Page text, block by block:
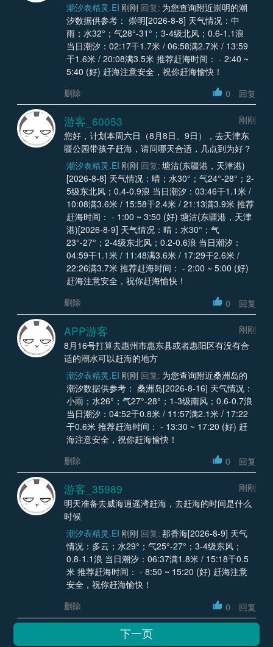
潮汐表精灵.EI 刚刚 回复: 为您查询附近崇明的潮
汐数据供参考： 崇明[2026-8-8] 天气情况：中
雨；水32°；气28°-31°；3-4级北风；0.6-1.1浪
当日潮汐：02:17干1.7米 / 06:58满2.7米 / 13:59
干1.6米 / 20:08满3.5米 推荐赶海时间： - 2:40 ~
5:40 (好) 赶海注意安全，祝你赶海愉快！
删除
0 回复
游客_60053
刚刚
您好，计划本周六日（8月8日、9日），去天津东
疆公园带孩子赶海，请问哪天合适，几点到为好？
潮汐表精灵.EI 刚刚 回复: 塘沽(东疆港，天津港)
[2026-8-8] 天气情况：晴；水30°；气24°-28°；2-
5级东北风；0.4-0.9浪 当日潮汐：03:46干1.1米 /
10:08满3.6米 / 15:58干2.4米 / 21:13满3.9米 推荐
赶海时间： - 1:00 ~ 3:50 (好) 塘沽(东疆港，天津
港)[2026-8-9] 天气情况：晴；水30°；气
23°-27°；2-4级东北风；0.2-0.6浪 当日潮汐：
04:59干1.1米 / 11:48满3.6米 / 17:29干2.6米 /
22:26满3.7米 推荐赶海时间： - 2:00 ~ 5:00 (好)
赶海注意安全，祝你赶海愉快！
删除
0 回复
APP游客
刚刚
8月16号打算去惠州市惠东县或者惠阳区有没有合
适的潮水可以赶海的地方
潮汐表精灵.EI 刚刚 回复: 为您查询附近桑洲岛的
潮汐数据供参考： 桑洲岛[2026-8-16] 天气情况：
小雨；水26°；气27°-28°；1-3级南风；0.6-0.7浪
当日潮汐：04:52干0.8米 / 11:57满2.1米 / 17:22
干0.6米 推荐赶海时间： - 13:30 ~ 17:20 (好) 赶
海注意安全，祝你赶海愉快！
删除
0 回复
游客_35989
刚刚
明天准备去威海逍遥湾赶海，去赶海的时间是什么
时候
潮汐表精灵.EI 刚刚 回复: 那香海[2026-8-9] 天气
情况：多云；水29°；气25°-27°；3-4级东风；
0.8-1.1浪 当日潮汐：06:37满1.8米 / 15:18干0.5
米 推荐赶海时间： - 8:50 ~ 15:20 (好) 赶海注意
安全，祝你赶海愉快！
删除
0 回复